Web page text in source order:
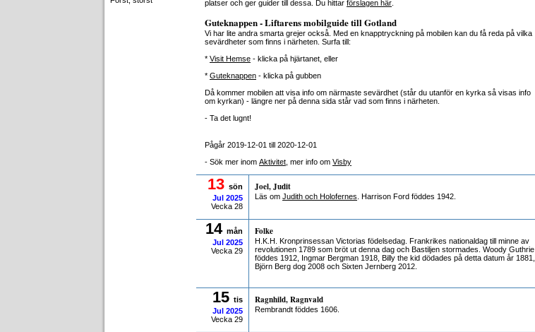
platser och ger guider till dessa. Du hittar förslagen här
Guteknappen - Liftarens mobilguide till Gotland
Vi har lite andra smarta grejer också. Med en knapptryckning på mobilen kan du få reda på vilka
sevärdheter som finns i närheten. Surfa till:
* Visit Hemse - klicka på hjärtanet, eller
* Guteknappen - klicka på gubben
Då kommer mobilen att visa info om närmaste sevärdhet (står du utanför en kyrka så visas info
om kyrkan) - längre ner på denna sida står vad som finns i närheten.
- Ta det lugnt!
Pågår 2019-12-01 till 2020-12-01
- Sök mer inom Aktivitet , mer info om Visby
13 sön
Jul 2025
Vecka 28
Joel, Judit
Läs om Judith och Holofernes . Harrison Ford föddes 1942.
14 mån
Jul 2025
Vecka 29
Folke
H.K.H. Kronprinsessan Victorias födelsedag. Frankrikes nationaldag till minne av
revolutionen 1789 som bröt ut denna dag och Bastiljen stormades. Woody Guthrie
föddes 1912, Ingmar Bergman 1918, Billy the kid dödades på detta datum år 1881,
Björn Berg dog 2008 och Sixten Jernberg 2012.
15 tis
Jul 2025
Vecka 29
Ragnhild, Ragnvald
Rembrandt föddes 1606.